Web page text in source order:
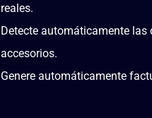
reales.
Detecte automáticamente las
accesorios.
Genere automáticamente